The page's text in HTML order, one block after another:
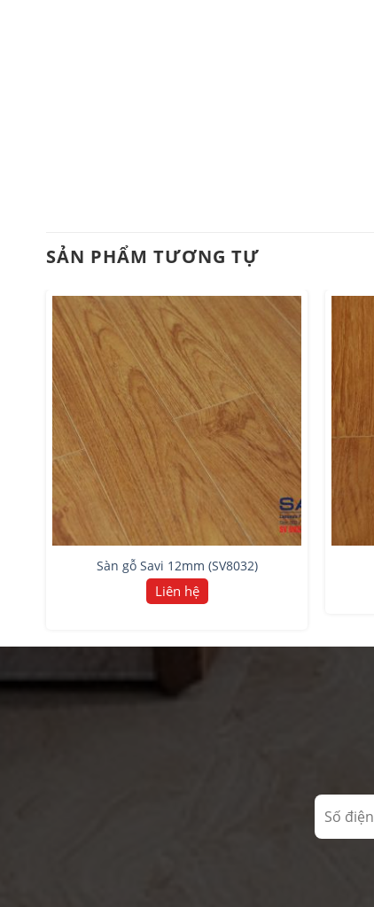
SẢN PHẨM TƯƠNG TỰ
Sàn gỗ Savi 12mm (SV8032)
Liên hệ